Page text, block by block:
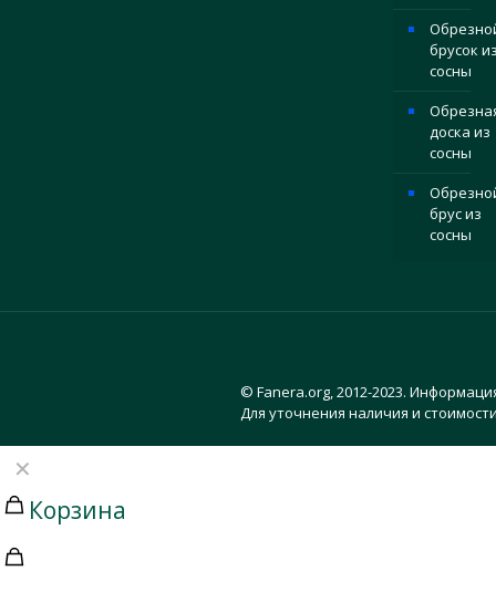
брусок
сосны
доска из
сосны
брус из
сосны
© Fanera.org, 2012-2023.
Для уточнения наличия и
✕
Корзина